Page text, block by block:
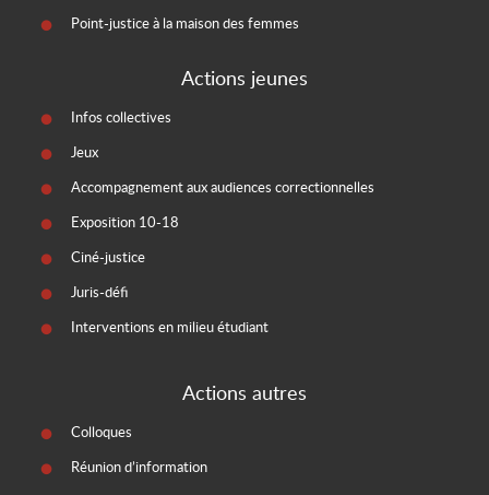
Point-justice à la maison des femmes
Actions jeunes
Infos collectives
Jeux
Accompagnement aux audiences correctionnelles
Exposition 10-18
Ciné-justice
Juris-défi
Interventions en milieu étudiant
Actions autres
Colloques
Réunion d’information